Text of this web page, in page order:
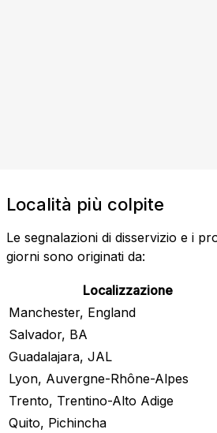
Località più colpite
Le segnalazioni di disservizio e i
giorni sono originati da:
Localizzazione
Manchester, England
Salvador, BA
Guadalajara, JAL
Lyon, Auvergne-Rhône-Alpes
Trento, Trentino-Alto Adige
Quito, Pichincha